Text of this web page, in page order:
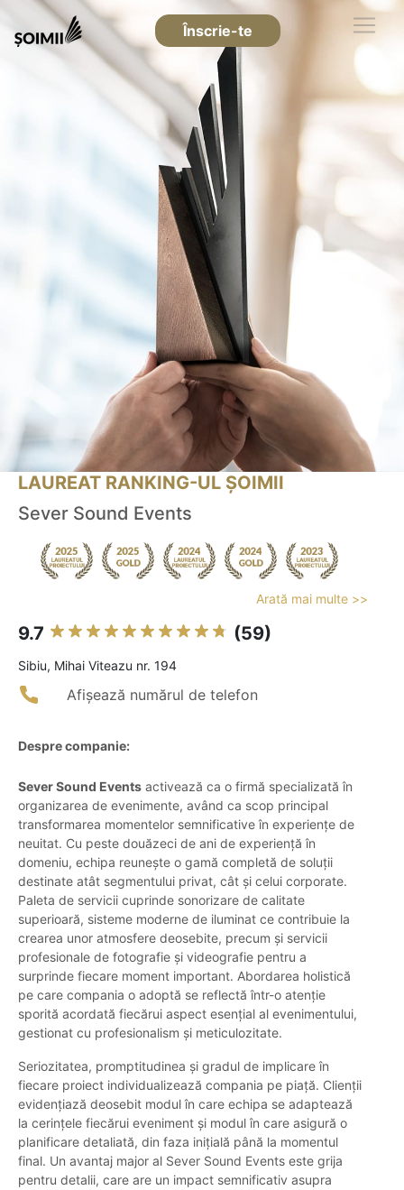
Înscrie-te
LAUREAT RANKING-UL ȘOIMII
Sever Sound Events
Arată mai multe >>
9.7 (59)
Sibiu, Mihai Viteazu nr. 194
Afișează numărul de telefon
Despre companie:
Sever Sound Events activează ca o firmă specializată în
organizarea de evenimente, având ca scop principal
transformarea momentelor semnificative în experiențe de
neuitat. Cu peste douăzeci de ani de experiență în
domeniu, echipa reunește o gamă completă de soluții
destinate atât segmentului privat, cât și celui corporate.
Paleta de servicii cuprinde sonorizare de calitate
superioară, sisteme moderne de iluminat ce contribuie la
crearea unor atmosfere deosebite, precum și servicii
profesionale de fotografie și videografie pentru a
surprinde fiecare moment important. Abordarea holistică
pe care compania o adoptă se reflectă într-o atenție
sporită acordată fiecărui aspect esențial al evenimentului,
gestionat cu profesionalism și meticulozitate.
Seriozitatea, promptitudinea și gradul de implicare în
fiecare proiect individualizează compania pe piață. Clienții
evidențiază deosebit modul în care echipa se adaptează
la cerințele fiecărui eveniment și modul în care asigură o
planificare detaliată, din faza inițială până la momentul
final. Un avantaj major al Sever Sound Events este grija
pentru detalii, care are un impact semnificativ asupra